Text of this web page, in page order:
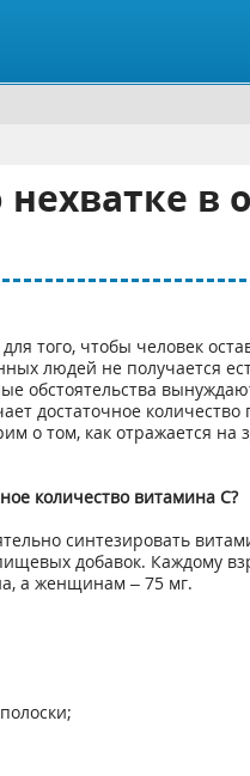
в
того, чтобы человек
людей не получается
обстоятельства
достаточное
о том, как отражается
количество витамина С?
синтезировать
добавок. Каждому
а женщинам – 75 мг.